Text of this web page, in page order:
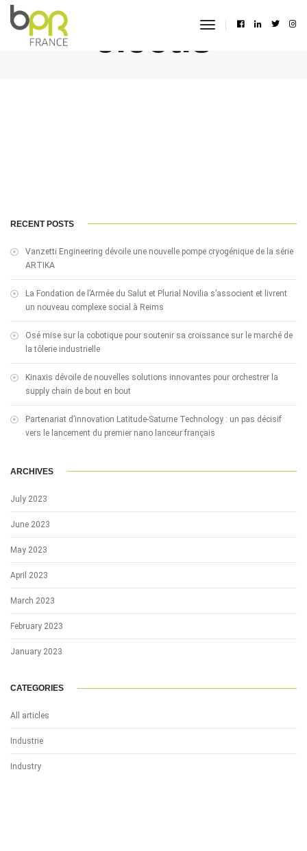
toggle
electis
RECENT POSTS
Vanzetti Engineering dévoile une nouvelle pompe cryogénique de la série
ARTIKA
La Fondation de l’Armée du Salut et Plurial Novilia s’associent et livrent
un nouveau complexe social à Reims
Osé mise sur la cobotique pour soutenir sa croissance sur le marché de
la tôlerie industrielle
Kinaxis dévoile de nouvelles solutions innovantes pour orchestrer la
supply chain de bout en bout
Partenariat d’innovation Latitude-Saturne Technology : un pas décisif
vers le lancement du premier nano lanceur français
ARCHIVES
July 2023
June 2023
May 2023
April 2023
March 2023
February 2023
January 2023
CATEGORIES
All articles
Industrie
Industry